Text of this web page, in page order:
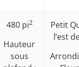
480 pi2
Hauteur
sous
Petit
l’est